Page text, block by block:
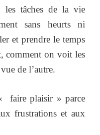
les tâches de la vie
sans heurts ni
et prendre le temps
comment on voit les
de l’autre.
faire plaisir » parce
frustrations et aux